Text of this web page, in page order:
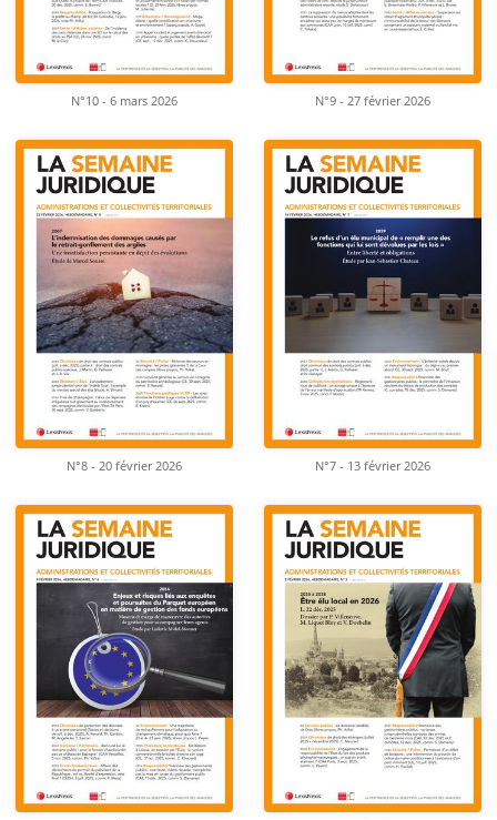
N°10 - 6 mars 2026 N°9 - 27 février 2026
N°8 - 20 février 2026 N°7 - 13 février 2026